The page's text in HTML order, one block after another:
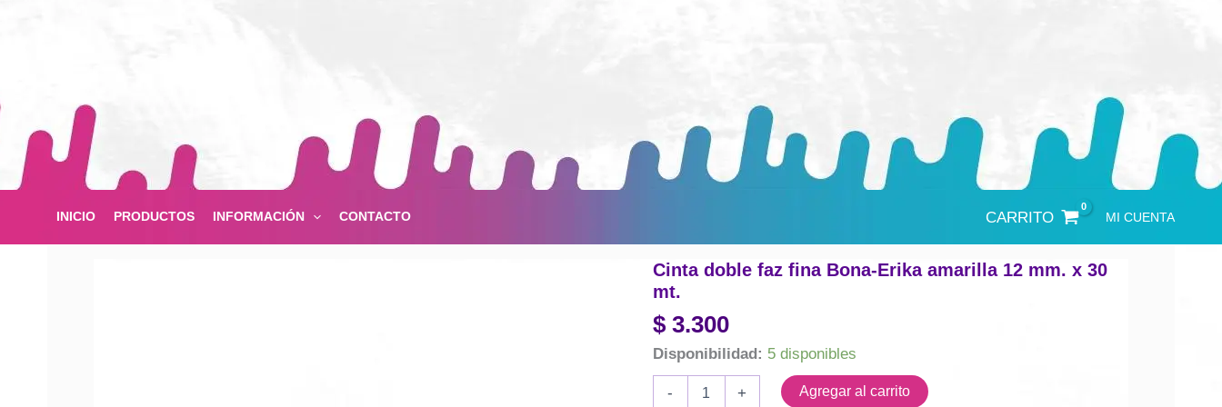
INICIO PRODUCTOS INFORMACIÓN CONTACTO CARRITO MI CUENTA
Cinta doble faz fina Bona-Erika amarilla 12 mm. x 30
mt.
$3.300
Disponibilidad: 5 disponibles
- + Agregar al carrito